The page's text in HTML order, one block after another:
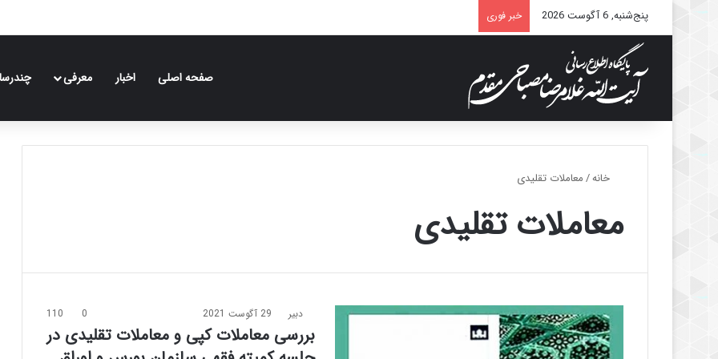
پنج‌شنبه, 6 آگوست 2026 خبر فوری
صفحه اصلی اخبار معرفی
خانه/معاملات تقلیدی
معاملات تقلیدی
دبیر 29 آگوست 2021 0
110
بررسی معاملات کپی و معاملات تقلیدی در